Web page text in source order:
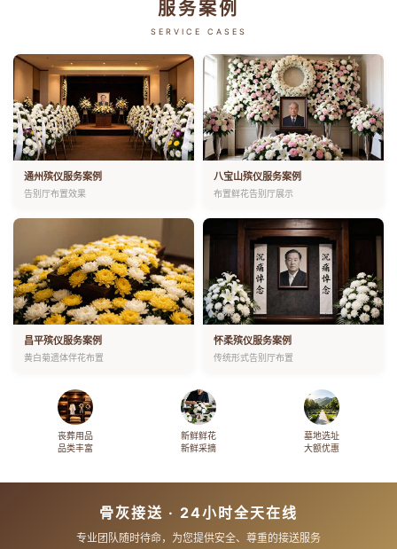
服务案例
SERVICE CASES
通州殡仪服务案例
告别厅布置效果
八宝山殡仪服务案例
布置鲜花告别厅展示
昌平殡仪服务案例
黄白菊遗体伴花布置
怀柔殡仪服务案例
传统形式告别厅布置
丧葬用品
品类丰富
新鲜鲜花
新鲜采摘
墓地选址
大额优惠
骨灰接送 · 24小时全天在线
专业团队随时待命，为您提供安全、尊重的接送服务